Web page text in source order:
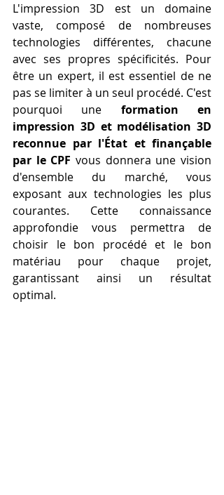
L'impression 3D est un domaine
vaste, composé de nombreuses
technologies différentes, chacune
avec ses propres spécificités. Pour
être un expert, il est essentiel de ne
pas se limiter à un seul procédé. C'est
pourquoi une formation en
impression 3D et modélisation 3D
reconnue par l'État et finançable
par le CPF vous donnera une vision
d'ensemble du marché, vous
exposant aux technologies les plus
courantes. Cette connaissance
approfondie vous permettra de
choisir le bon procédé et le bon
matériau pour chaque projet,
garantissant ainsi un résultat
optimal.